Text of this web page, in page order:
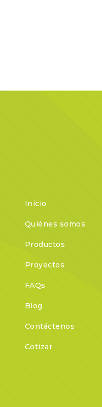
Inicio
Quiénes somos
Productos
Proyectos
FAQs
Blog
Contáctenos
Cotizar